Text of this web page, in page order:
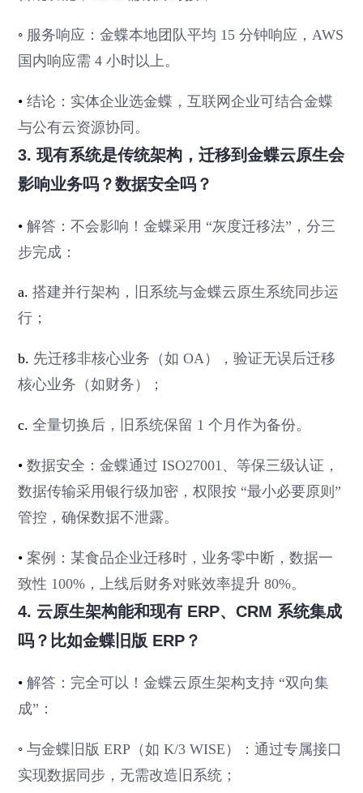
◦ 服务响应：金蝶本地团队平均 15 分钟响应，AWS
国内响应需 4 小时以上。
•结论：实体企业选金蝶，互联网企业可结合金蝶
与公有云资源协同。
3. 现有系统是传统架构，迁移到金蝶云原生会
影响业务吗？数据安全吗？
•解答：不会影响！金蝶采用 “灰度迁移法”，分三
步完成：
a.搭建并行架构，旧系统与金蝶云原生系统同步运
行；
b. 先迁移非核心业务（如 OA），验证无误后迁移
核心业务（如财务）；
c.全量切换后，旧系统保留 1 个月作为备份。
•数据安全：金蝶通过 ISO27001、等保三级认证，
数据传输采用银行级加密，权限按 “最小必要原则”
管控，确保数据不泄露。
• 案例：某食品企业迁移时，业务零中断，数据一
致性 100%，上线后财务对账效率提升 80%。
4. 云原生架构能和现有 ERP、CRM 系统集成
吗？比如金蝶旧版 ERP？
•解答：完全可以！金蝶云原生架构支持 “双向集
成”：
◦与金蝶旧版 ERP（如 K/3 WISE）：通过专属接口
实现数据同步，无需改造旧系统；